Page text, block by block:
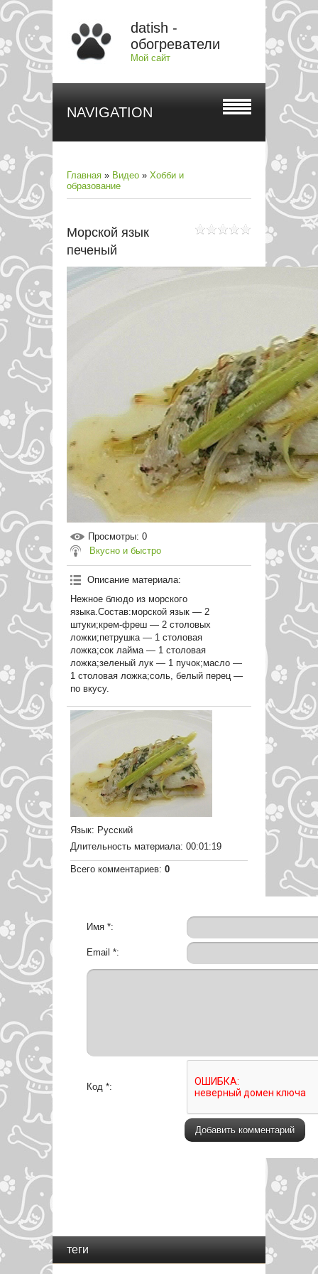
datish -
обогреватели
Мой сайт
NAVIGATION
Главная » Видео » Хобби и
образование
Морской язык
печеный
Просмотры: 0
Вкусно и быстро
Описание материала:
Нежное блюдо из морского
языка.Состав:морской язык — 2
штуки;крем-фреш — 2 столовых
ложки;петрушка — 1 столовая
ложка;сок лайма — 1 столовая
ложка;зеленый лук — 1 пучок;масло —
1 столовая ложка;соль, белый перец —
по вкусу.
Язык: Русский
Длительность материала: 00:01:19
Всего комментариев: 0
Имя *:
Email *:
Код *:
теги